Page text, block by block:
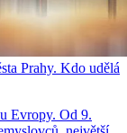
Prahy. Kdo udělá
Evropy. Od 9.